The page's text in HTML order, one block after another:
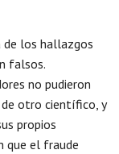
de los hallazgos
falsos.
no pudieron
otro científico, y
propios
que el fraude